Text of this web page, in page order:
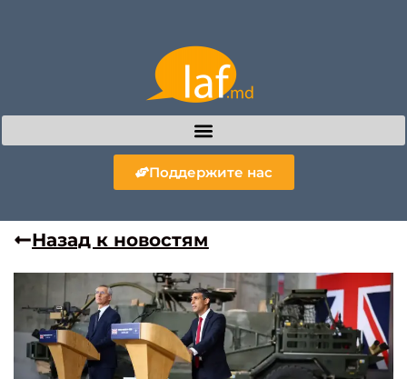
Поддержите нас
Назад к новостям